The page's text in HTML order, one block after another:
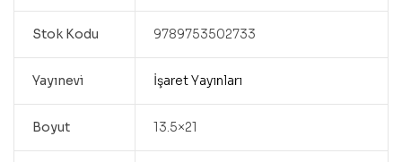
Stok Kodu 9789753502733
Yayınevi İşaret Yayınları
Boyut 13.5×21